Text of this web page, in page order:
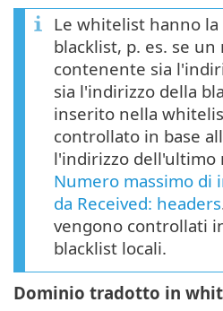
Le whitelist hanno
blacklist, p. es. se un
contenente sia
sia l'indirizzo della
inserito nella
controllato in base
l'indirizzo dell'ultimo
Numero massimo di
da Received: headers
vengono controllati
blacklist locali.
Dominio tradotto in